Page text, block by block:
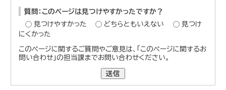
質問：このページは見つけやすかったですか？
見つけやすかった
どちらともいえない
見つけ
にくかった
このページに関するご質問やご意見は、「このページに関するお
問い合わせ」の担当課までお問い合わせください。
送信